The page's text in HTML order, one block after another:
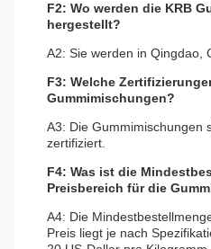
F2: Wo werden die KRB
hergestellt?
A2: Sie werden in Qingdao,
F3: Welche
Gummimischungen?
A3: Die Gummimischungen
zertifiziert.
F4: Was ist die
Preisbereich für die
A4: Die
Preis liegt je nach